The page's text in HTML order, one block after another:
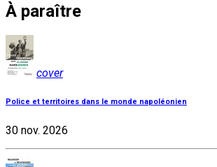
À paraître
cover
Police et territoires dans le monde napoléonien
30 nov. 2026